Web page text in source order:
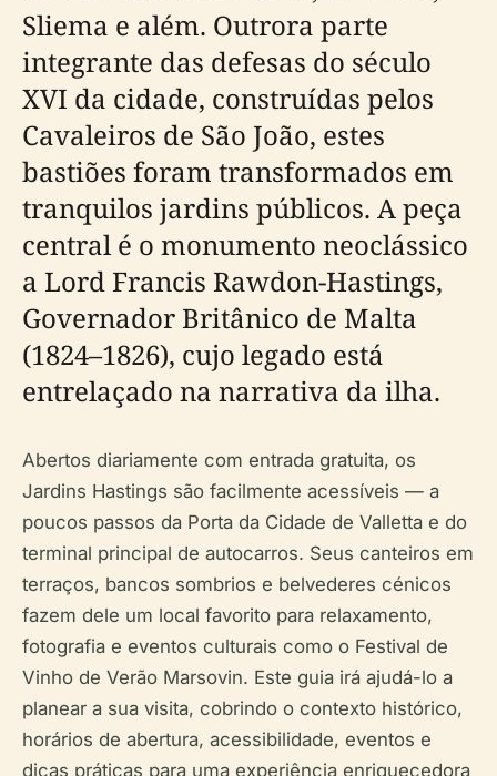
Sliema e além. Outrora parte
integrante das defesas do século
XVI da cidade, construídas pelos
Cavaleiros de São João, estes
bastiões foram transformados em
tranquilos jardins públicos. A peça
central é o monumento neoclássico
a Lord Francis Rawdon-Hastings,
Governador Britânico de Malta
(1824–1826), cujo legado está
entrelaçado na narrativa da ilha.
Abertos diariamente com entrada gratuita, os
Jardins Hastings são facilmente acessíveis — a
poucos passos da Porta da Cidade de Valletta e do
terminal principal de autocarros. Seus canteiros em
terraços, bancos sombrios e belvederes cénicos
fazem dele um local favorito para relaxamento,
fotografia e eventos culturais como o Festival de
Vinho de Verão Marsovin. Este guia irá ajudá-lo a
planear a sua visita, cobrindo o contexto histórico,
horários de abertura, acessibilidade, eventos e
dicas práticas para uma experiência enriquecedora